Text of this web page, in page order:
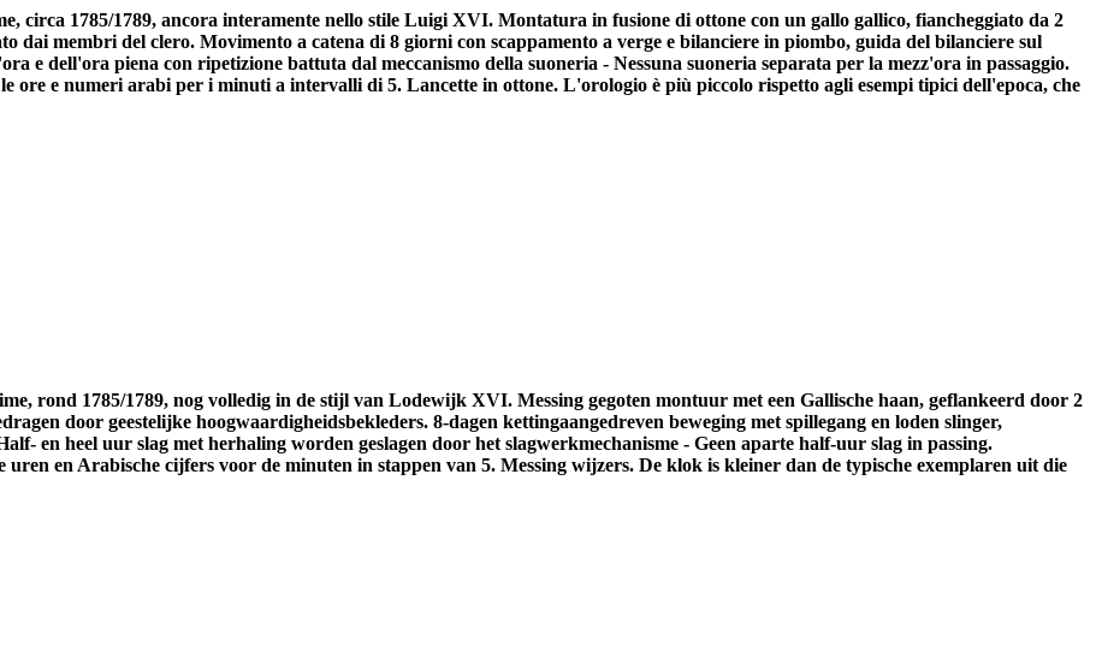
circa 1785/1789, ancora interamente nello stile Luigi XVI. Montatura in fusione di ottone con un gallo gallico, fiancheggiato da 2
dai membri del clero. Movimento a catena di 8 giorni con scappamento a verge e bilanciere in piombo, guida del bilanciere sul
e dell'ora piena con ripetizione battuta dal meccanismo della suoneria - Nessuna suoneria separata per la mezz'ora in passaggio.
ore e numeri arabi per i minuti a intervalli di 5. Lancette in ottone. L'orologio è più piccolo rispetto agli esempi tipici dell'epoca, che
rond 1785/1789, nog volledig in de stijl van Lodewijk XVI. Messing gegoten montuur met een Gallische haan, geflankeerd door 2
door geestelijke hoogwaardigheidsbekleders. 8-dagen kettingaangedreven beweging met spillegang en loden slinger,
en heel uur slag met herhaling worden geslagen door het slagwerkmechanisme - Geen aparte half-uur slag in passing.
en Arabische cijfers voor de minuten in stappen van 5. Messing wijzers. De klok is kleiner dan de typische exemplaren uit die